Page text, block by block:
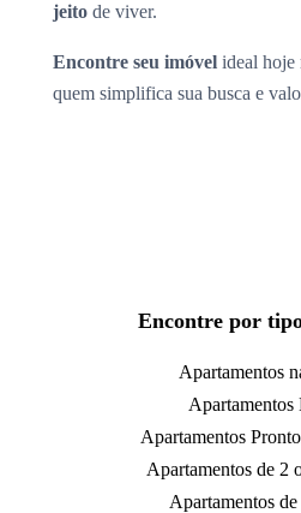
jeito de viver.
Encontre seu imóvel ideal hoje
quem simplifica sua busca e
Encontre por
Apartamentos
Apartamentos
Apartamentos
Apartamentos de 2
Apartamentos